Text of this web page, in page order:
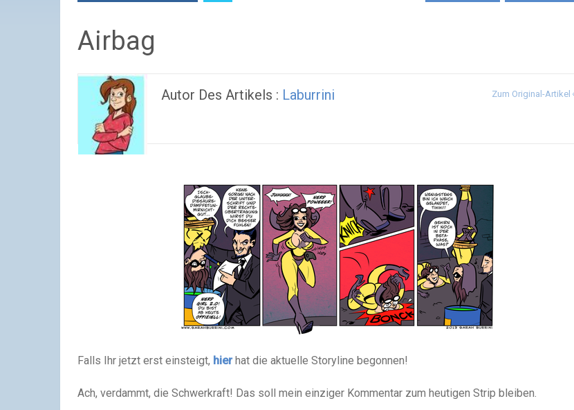
Airbag
Autor Des Artikels : Laburrini Zum Original-Artikel
Falls Ihr jetzt erst einsteigt, hierhat die aktuelle Storyline begonnen!
Ach, verdammt, die Schwerkraft! Das soll mein einziger Kommentar zum heutigen Strip bleiben.